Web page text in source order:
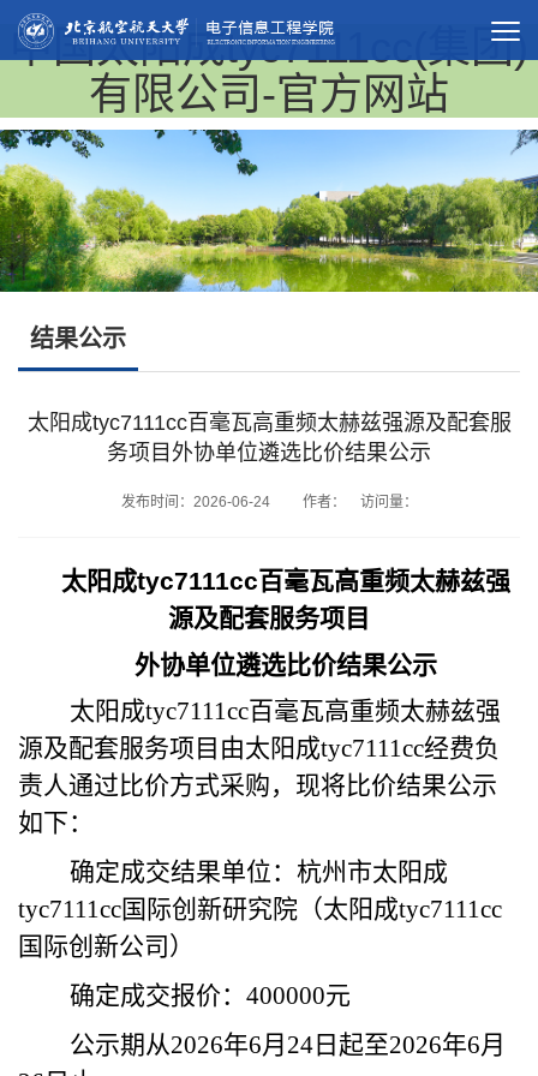
中国太阳成tyc7111cc(集团)
有限公司-官方网站
结果公示
太阳成tyc7111cc百毫瓦高重频太赫兹强源及配套服
务项目外协单位遴选比价结果公示
发布时间：2026-06-24 作者： 访问量：
太阳成tyc7111cc百毫瓦高重频太赫兹强
源及配套服务项目
外协单位遴选比价结果公示
太阳成tyc7111cc百毫瓦高重频太赫兹强
源及配套服务项目由太阳成tyc7111cc经费负
责人通过比价方式采购，现将比价结果公示
如下：
确定成交结果单位：杭州市太阳成
tyc7111cc国际创新研究院（太阳成tyc7111cc
国际创新公司）
确定成交报价： 400000元
公示期从2026年6月 24 日起至2026年6月